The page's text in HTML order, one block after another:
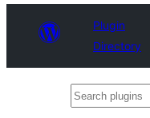
Plugin
Directory
Search